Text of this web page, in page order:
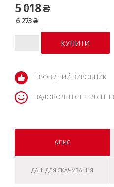
5 018 ₴
6 273 ₴
ПРОВІДНИЙ ВИРОБНИК
ЗАДОВОЛЕНІСТЬ КЛІЄНТІВ
ОПИС
ДАНІ ДЛЯ СКАЧУВАННЯ